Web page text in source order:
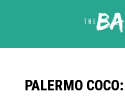
PALERMO